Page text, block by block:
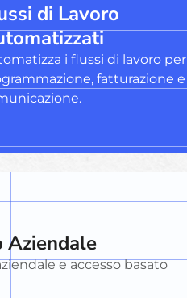
di Lavoro
i flussi di lavoro per
fatturazione e
Aziendale
e accesso basato